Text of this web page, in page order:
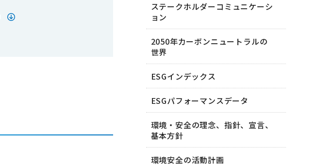
ステークホルダーコミュニケーシ
ョン
2050年カーボンニュートラルの
世界
ESGインデックス
ESGパフォーマンスデータ
環境・安全の理念、指針、宣言、
基本方針
環境安全の活動計画